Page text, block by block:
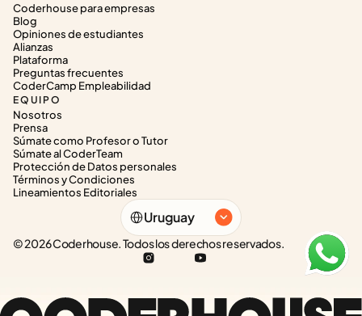
Coderhouse para empresas
Blog
Opiniones de estudiantes
Alianzas
Plataforma
Preguntas frecuentes
CoderCamp Empleabilidad
EQUIPO
Nosotros
Prensa
Súmate como Profesor o Tutor
Súmate al CoderTeam
Protección de Datos personales
Términos y Condiciones
Lineamientos Editoriales
Select Language
Uruguay
© 2026 Coderhouse. Todos los derechos reservados.